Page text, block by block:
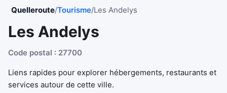
Quelleroute/Tourisme/Les Andelys
Les Andelys
Code postal : 27700
Liens rapides pour explorer hébergements, restaurants et
services autour de cette ville.